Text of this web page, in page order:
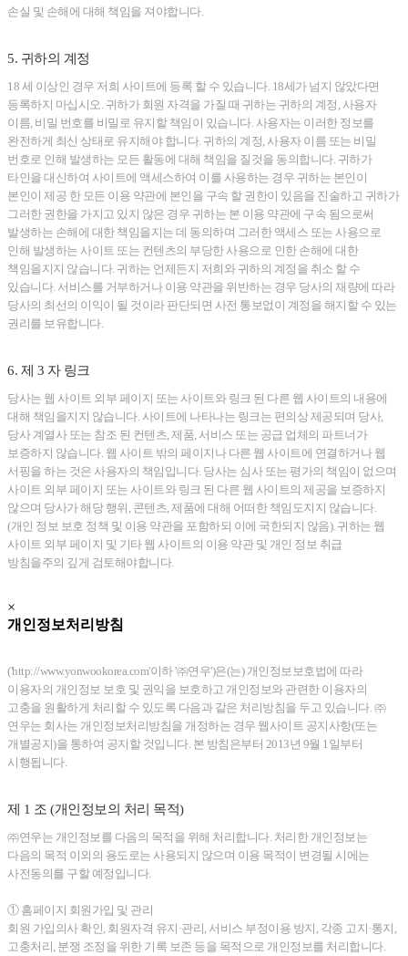
손실 및 손해에 대해 책임을 져야합니다.
5. 귀하의 계정
18 세 이상인 경우 저희 사이트에 등록 할 수 있습니다. 18세가 넘지 않았다면
등록하지 마십시오. 귀하가 회원 자격을 가질 때 귀하는 귀하의 계정, 사용자
이름, 비밀 번호를 비밀로 유지할 책임이 있습니다. 사용자는 이러한 정보를
완전하게 최신 상태로 유지해야 합니다. 귀하의 계정, 사용자 이름 또는 비밀
번호로 인해 발생하는 모든 활동에 대해 책임을 질것을 동의합니다. 귀하가
타인을 대신하여 사이트에 액세스하여 이를 사용하는 경우 귀하는 본인이
본인이 제공 한 모든 이용 약관에 본인을 구속 할 권한이 있음을 진술하고 귀하가
그러한 권한을 가지고 있지 않은 경우 귀하는 본 이용 약관에 구속 됨으로써
발생하는 손해에 대한 책임을지는 데 동의하며 그러한 액세스 또는 사용으로
인해 발생하는 사이트 또는 컨텐츠의 부당한 사용으로 인한 손해에 대한
책임을지지 않습니다. 귀하는 언제든지 저희와 귀하의 계정을 취소 할 수
있습니다. 서비스를 거부하거나 이용 약관을 위반하는 경우 당사의 재량에 따라
당사의 최선의 이익이 될 것이라 판단되면 사전 통보없이 계정을 해지할 수 있는
권리를 보유합니다.
6. 제 3 자 링크
당사는 웹 사이트 외부 페이지 또는 사이트와 링크 된 다른 웹 사이트의 내용에
대해 책임을지지 않습니다. 사이트에 나타나는 링크는 편의상 제공되며 당사,
당사 계열사 또는 참조 된 컨텐츠, 제품, 서비스 또는 공급 업체의 파트너가
보증하지 않습니다. 웹 사이트 밖의 페이지나 다른 웹 사이트에 연결하거나 웹
서핑을 하는 것은 사용자의 책임입니다. 당사는 심사 또는 평가의 책임이 없으며
사이트 외부 페이지 또는 사이트와 링크 된 다른 웹 사이트의 제공을 보증하지
않으며 당사가 해당 행위, 콘텐츠, 제품에 대해 어떠한 책임도지지 않습니다.
(개인 정보 보호 정책 및 이용 약관을 포함하되 이에 국한되지 않음). 귀하는 웹
사이트 외부 페이지 및 기타 웹 사이트의 이용 약관 및 개인 정보 취급
방침을주의 깊게 검토해야합니다.
×
개인정보처리방침
('http://www.yonwookorea.com'이하 '㈜연우')은(는) 개인정보보호법에 따라
이용자의 개인정보 보호 및 권익을 보호하고 개인정보와 관련한 이용자의
고충을 원활하게 처리할 수 있도록 다음과 같은 처리방침을 두고 있습니다. ㈜
연우는 회사는 개인정보처리방침을 개정하는 경우 웹사이트 공지사항(또는
개별공지)을 통하여 공지할 것입니다. 본 방침은부터 2013년 9월 1일부터
시행됩니다.
제 1 조 (개인정보의 처리 목적)
㈜연우는 개인정보를 다음의 목적을 위해 처리합니다. 처리한 개인정보는
다음의 목적 이외의 용도로는 사용되지 않으며 이용 목적이 변경될 시에는
사전동의를 구할 예정입니다.
① 홈페이지 회원가입 및 관리
회원 가입의사 확인, 회원자격 유지·관리, 서비스 부정이용 방지, 각종 고지·통지,
고충처리, 분쟁 조정을 위한 기록 보존 등을 목적으로 개인정보를 처리합니다.